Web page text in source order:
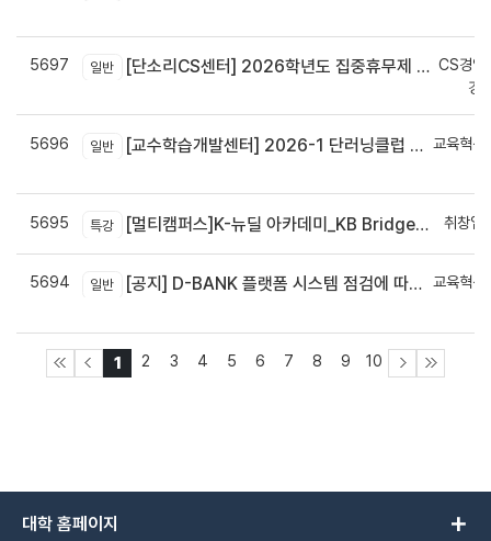
5697 일반 [단소리CS센터] 2026학년도 집중휴무제 안내 (EMS 및 이메일 발송 접수기한 : 7/24(금) 오후 12시까지)
CS경영
경
5696 일반 [교수학습개발센터] 2026-1 단러닝클럽 Best Practice 공모전 결과 안내
교육혁신
5695 특강 [멀티캠퍼스]K-뉴딜 아카데미_KB Bridge 과정 취창업
5694 일반 [공지] D-BANK 플랫폼 시스템 점검에 따른 서비스 일시 중단 안내
교육혁신
1 2 3 4 5 6 7 8 9 10
대학 홈페이지 add